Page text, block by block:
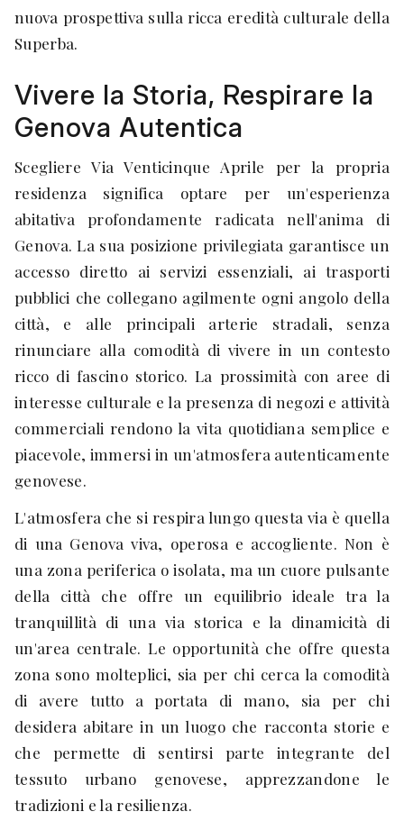
nuova prospettiva sulla ricca eredità culturale della
Superba.
Vivere la Storia, Respirare la
Genova Autentica
Scegliere Via Venticinque Aprile per la propria
residenza significa optare per un'esperienza
abitativa profondamente radicata nell'anima di
Genova. La sua posizione privilegiata garantisce un
accesso diretto ai servizi essenziali, ai trasporti
pubblici che collegano agilmente ogni angolo della
città, e alle principali arterie stradali, senza
rinunciare alla comodità di vivere in un contesto
ricco di fascino storico. La prossimità con aree di
interesse culturale e la presenza di negozi e attività
commerciali rendono la vita quotidiana semplice e
piacevole, immersi in un'atmosfera autenticamente
genovese.
L'atmosfera che si respira lungo questa via è quella
di una Genova viva, operosa e accogliente. Non è
una zona periferica o isolata, ma un cuore pulsante
della città che offre un equilibrio ideale tra la
tranquillità di una via storica e la dinamicità di
un'area centrale. Le opportunità che offre questa
zona sono molteplici, sia per chi cerca la comodità
di avere tutto a portata di mano, sia per chi
desidera abitare in un luogo che racconta storie e
che permette di sentirsi parte integrante del
tessuto urbano genovese, apprezzandone le
tradizioni e la resilienza.